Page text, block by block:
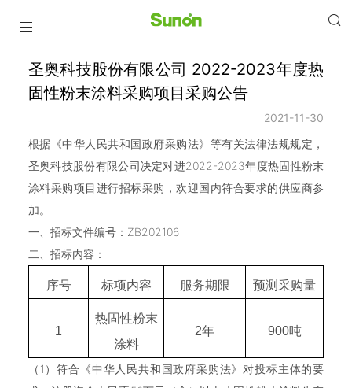
圣奥科技股份有限公司 2022-2023年度热
固性粉末涂料采购项目采购公告
2021-11-30
根据《中华人民共和国政府采购法》等有关法律法规规定，
圣奥科技股份有限公司决定对进2022-2023年度热固性粉末
涂料采购项目进行招标采购，欢迎国内符合要求的供应商参
加。
一、招标文件编号：ZB202106
二、招标内容：
序号 标项内容 服务期限 预测采购量
1
热固性粉末
涂料
2年 900吨
（1）符合《中华人民共和国政府采购法》对投标主体的要